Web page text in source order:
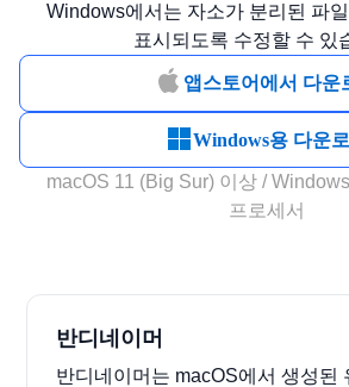
Windows에서는 자소가 분리된 파
표시되도록 수정할 수 있
앱스토어에서 다운
Windows용 다운
macOS 11 (Big Sur) 이상 /
프로세서
반디네이머
반디네이머는 macOS에서 생성된